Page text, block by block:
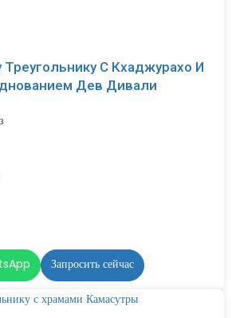
С Кхаджурахо И
Дев Дивали
Запросить сейчас